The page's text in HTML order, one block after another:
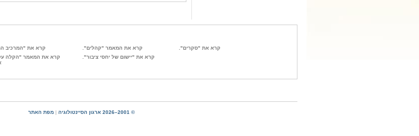
קרא את "המרכיב
קרא את המאמר "הקלה על
קרא את המאמר "קהלים".
קרא את "יישום של יחסי ציבור".
קרא את "סקרים".
© 2001–2026 ארגון הסיינטולוגיה | מפת האתר